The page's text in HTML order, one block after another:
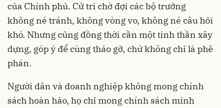
của Chính phủ. Cử tri chờ đợi các bộ trưởng
không né tránh, không vòng vo, không né câu hỏi
khó. Nhưng cũng đồng thời cần một tinh thần xây
dựng, góp ý để cùng tháo gỡ, chứ không chỉ là phê
phán.
Người dân và doanh nghiệp không mong chính
sách hoàn hảo, họ chỉ mong chính sách minh